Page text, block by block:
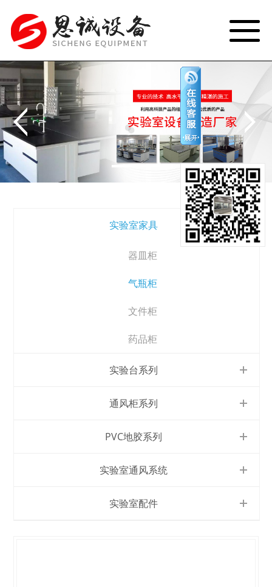
网站首页
产品展示
关于我们
新闻资讯
研发制造
客户见证
质量控制
实验室家具
器皿柜
气瓶柜
文件柜
药品柜
实验台系列
通风柜系列
PVC地胶系列
实验室通风系统
实验室配件